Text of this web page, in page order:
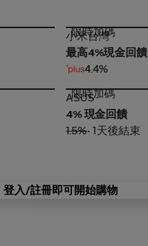
小米台灣
限時加碼
小米台灣
最高4%現金回饋
4.4%
ASUS
限時加碼
ASUS
4% 現金回饋
1.5%• 1天後結束
登入/註冊即可開始購物